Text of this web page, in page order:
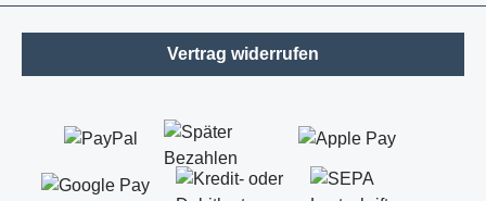
Vertrag widerrufen